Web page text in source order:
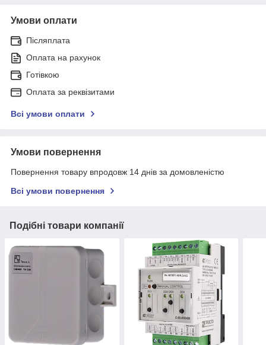
Умови оплати
Післяплата
Оплата на рахунок
Готівкою
Оплата за реквізитами
Всі умови оплати
Умови повернення
Повернення товару впродовж 14 днів за домовленістю
Всі умови повернення
Подібні товари компанії